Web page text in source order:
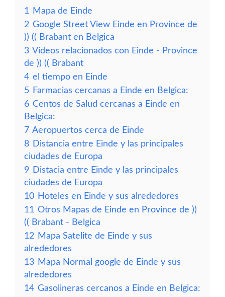
1
Mapa de Einde
2 Google Street View Einde en Province de
)) (( Brabant en Belgica
3 Vídeos relacionados con Einde - Province
de )) (( Brabant
4 el tiempo en Einde
5 Farmacias cercanas a Einde en Belgica:
6 Centos de Salud cercanas a Einde en
Belgica:
7 Aeropuertos cerca de Einde
8 Distancia entre Einde y las principales
ciudades de Europa
9 Distacia entre Einde y las principales
ciudades de Europa
10 Hoteles en Einde y sus alrededores
11 Otros Mapas de Einde en Province de ))
(( Brabant - Belgica
12 Mapa Satelite de Einde y sus
alrededores
13 Mapa Normal google de Einde y sus
alrededores
14 Gasolineras cercanos a Einde en Belgica: